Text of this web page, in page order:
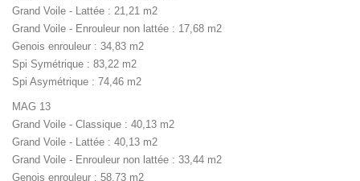
Grand Voile - Lattée : 21,21 m2
Grand Voile - Enrouleur non lattée : 17,68 m2
Genois enrouleur : 34,83 m2
Spi Symétrique : 83,22 m2
Spi Asymétrique : 74,46 m2
MAG 13
Grand Voile - Classique : 40,13 m2
Grand Voile - Lattée : 40,13 m2
Grand Voile - Enrouleur non lattée : 33,44 m2
Genois enrouleur : 58,73 m2